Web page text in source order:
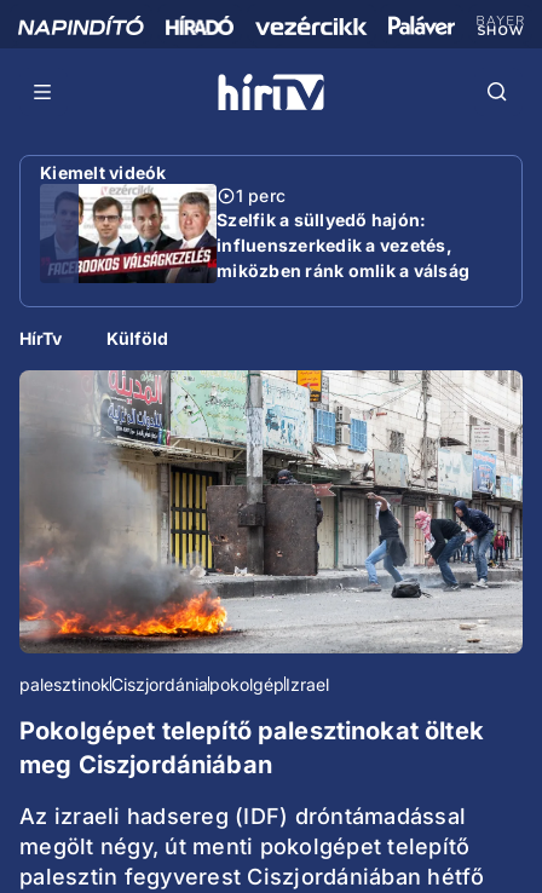
Kiemelt videók
1 perc
Szelfik a süllyedő hajón:
influenszerkedik a vezetés,
miközben ránk omlik a válság
HírTv Külföld
palesztinokCiszjordániapokolgépIzrael
Pokolgépet telepítő palesztinokat öltek
meg Ciszjordániában
Az izraeli hadsereg (IDF) dróntámadással
megölt négy, út menti pokolgépet telepítő
palesztin fegyverest Ciszjordániában hétfő